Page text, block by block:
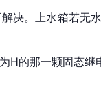
决。上水箱若无
H的那一颗固态继